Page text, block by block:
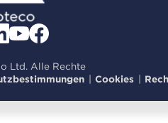
Ltd. Alle Rechte
| Cookies |